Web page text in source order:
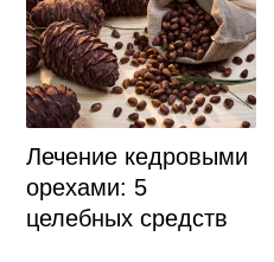
Лечение кедровыми
орехами: 5
целебных средств